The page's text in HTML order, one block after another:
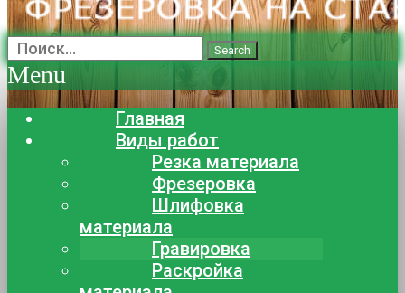
Search
Menu
Главная
Виды работ
Резка материала
Фрезеровка
Шлифовка
материала
Гравировка
Раскройка